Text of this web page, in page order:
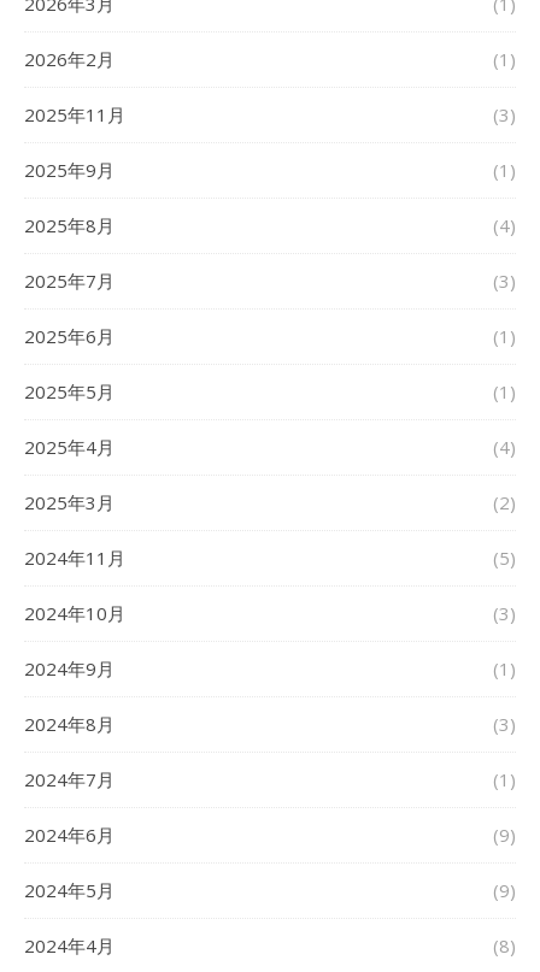
2026年2月 (1)
2025年11月 (3)
2025年9月 (1)
2025年8月 (4)
2025年7月 (3)
2025年6月 (1)
2025年5月 (1)
2025年4月 (4)
2025年3月 (2)
2024年11月 (5)
2024年10月 (3)
2024年9月 (1)
2024年8月 (3)
2024年7月 (1)
2024年6月 (9)
2024年5月 (9)
2024年4月 (8)